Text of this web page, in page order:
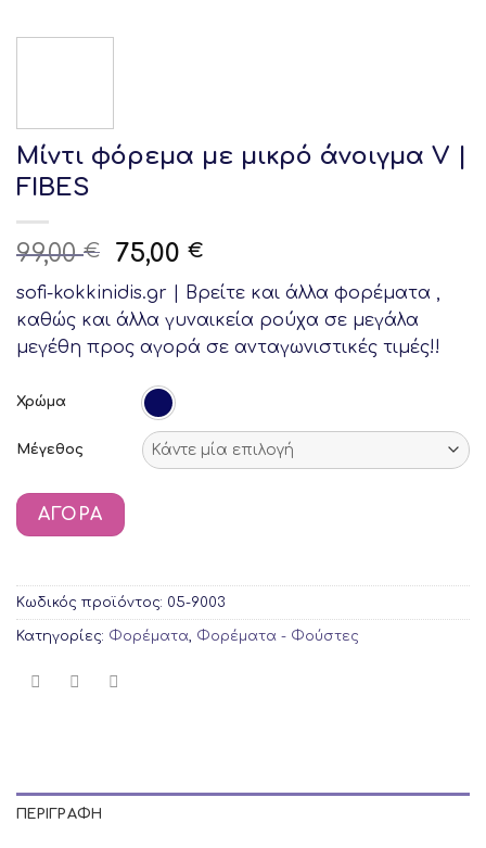
Mίντι φόρεμα με μικρό άνοιγμα V |
FIBES
99,00€
Original
price
was:
99,00 €.
75,00€Current
price
is:
75,00 €.
sofi-kokkinidis.gr | Bρείτε και άλλα φορέματα ,
καθώς και άλλα γυναικεία ρούχα σε μεγάλα
μεγέθη προς αγορά σε ανταγωνιστικές τιμές!!
Χρώμα
Μέγεθος
ΑΓΟΡΆ
Κωδικός προϊόντος: 05-9003
Κατηγορίες: Φορέματα Φορέματα - Φούστες
ΠΕΡΙΓΡΑΦΉ